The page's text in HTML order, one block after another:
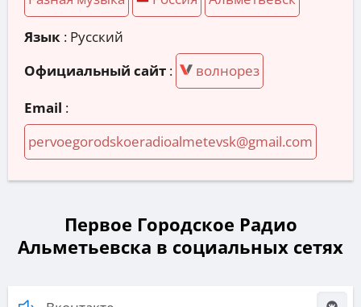
Язык : Русский
Официальный сайт : волнорез
Email :
pervoegorodskoeradioalmetevsk@gmail.com
Первое Городское Радио
Альметьевска в социальных сетях